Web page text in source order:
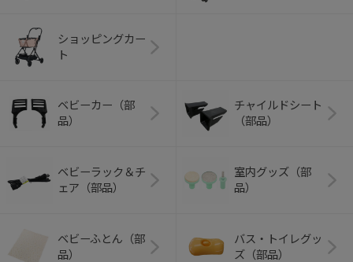
ショッピングカー
ト
ベビーカー（部
品）
チャイルドシート
（部品）
ベビーラック＆チ
ェア（部品）
室内グッズ（部
品）
ベビーふとん（部
品）
バス・トイレグッ
ズ（部品）